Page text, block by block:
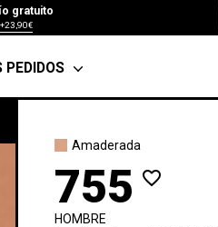
gratuito
+23,90€
PEDIDOS
Amaderada
755 favorite_border
HOMBRE